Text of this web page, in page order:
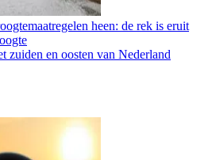
heen: de rek is eruit
zuiden en oosten van Nederland